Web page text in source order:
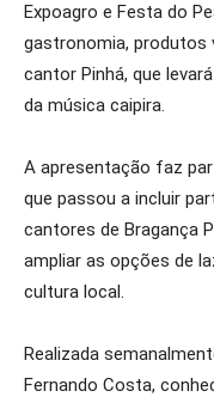
Expoagro e Festa do
gastronomia, produtos
cantor Pinhá, que
da música caipira.
A apresentação faz
que passou a incluir
cantores de Bragança
ampliar as opções de
cultura local.
Realizada
Fernando Costa,